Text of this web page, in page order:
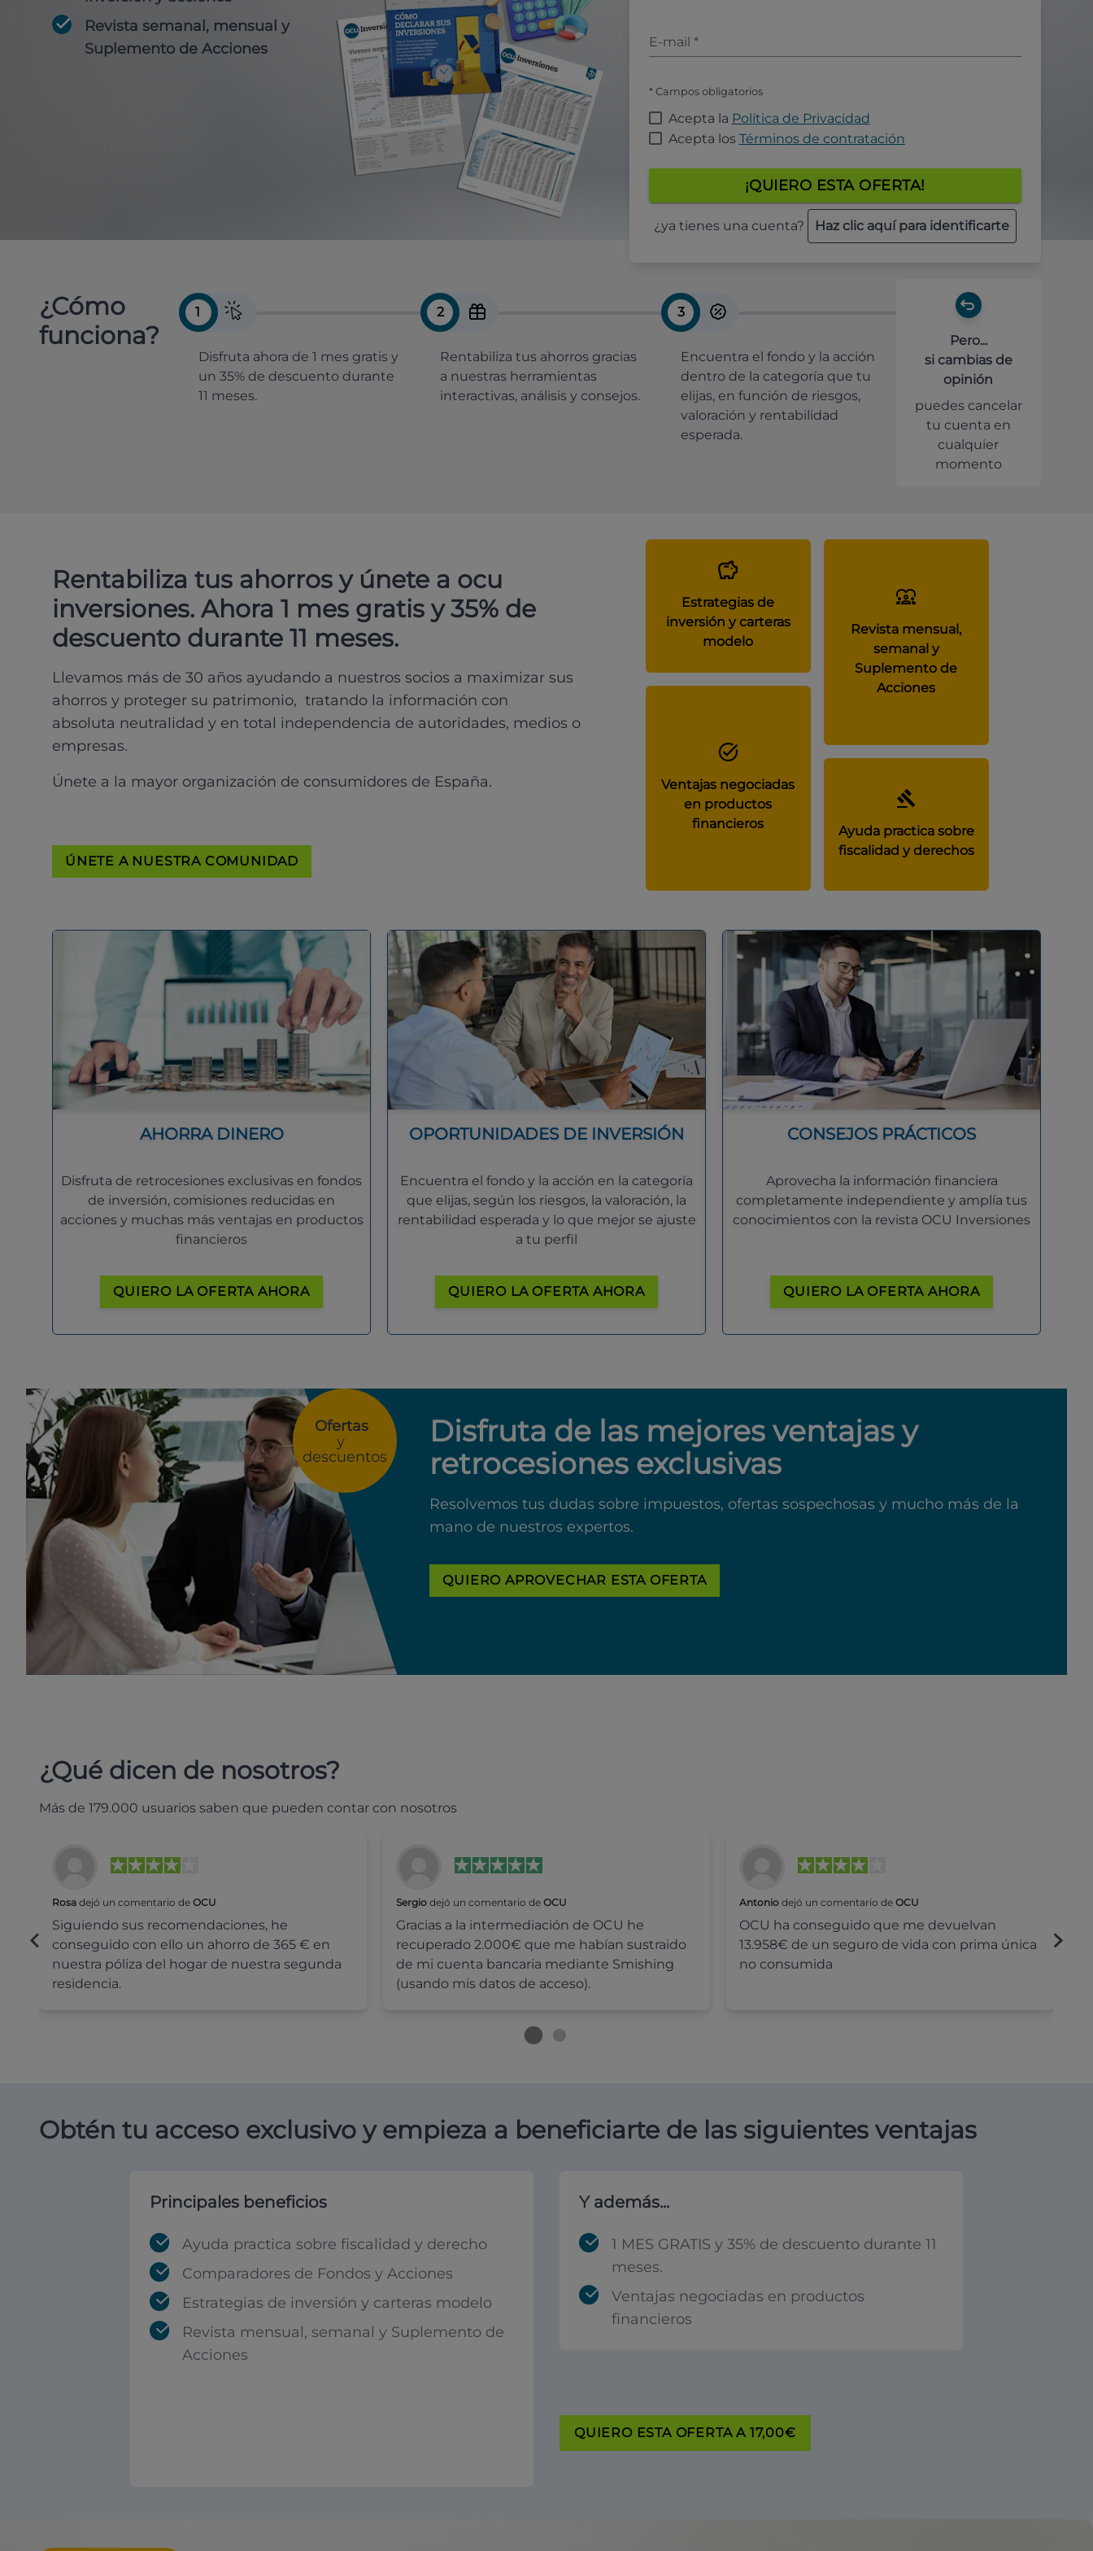
Revista semanal, mensual y
Suplemento de Acciones
E-mail *
* Campos obligatorios
Acepta la Política de Privacidad
Acepta los Términos de contratación
¡QUIERO ESTA OFERTA!
¿ya tienes una cuenta? Haz clic aquí para identificarte
¿Cómo
funciona?
1
Disfruta ahora de 1 mes gratis y
un 35% de descuento durante
11 meses.
2
Rentabiliza tus ahorros gracias
a nuestras herramientas
interactivas, análisis y consejos.
3
Encuentra el fondo y la acción
dentro de la categoría que tu
elijas, en función de riesgos,
valoración y rentabilidad
esperada.
Pero...
si cambias de
opinión
puedes cancelar
tu cuenta en
cualquier
momento
Rentabiliza tus ahorros y únete a ocu
inversiones. Ahora 1 mes gratis y 35% de
descuento durante 11 meses.
Llevamos más de 30 años ayudando a nuestros socios a maximizar sus
ahorros y proteger su patrimonio, tratando la información con
absoluta neutralidad y en total independencia de autoridades, medios o
empresas.
Únete a la mayor organización de consumidores de España.
ÚNETE A NUESTRA COMUNIDAD
Estrategias de
inversión y carteras
modelo
Revista mensual,
semanal y
Suplemento de
Acciones
Ventajas negociadas
en productos
financieros
Ayuda practica sobre
fiscalidad y derechos
AHORRA DINERO
Disfruta de retrocesiones exclusivas en fondos
de inversión, comisiones reducidas en
acciones y muchas más ventajas en productos
financieros
QUIERO LA OFERTA AHORA
OPORTUNIDADES DE INVERSIÓN
Encuentra el fondo y la acción en la categoría
que elijas, según los riesgos, la valoración, la
rentabilidad esperada y lo que mejor se ajuste
a tu perfil
QUIERO LA OFERTA AHORA
CONSEJOS PRÁCTICOS
Aprovecha la información financiera
completamente independiente y amplía tus
conocimientos con la revista OCU Inversiones
QUIERO LA OFERTA AHORA
Ofertas
y
descuentos
Disfruta de las mejores ventajas y
retrocesiones exclusivas
Resolvemos tus dudas sobre impuestos, ofertas sospechosas y mucho más de la
mano de nuestros expertos.
QUIERO APROVECHAR ESTA OFERTA
¿Qué dicen de nosotros?
Más de 179.000 usuarios saben que pueden contar con nosotros
Rosa dejó un comentario de OCU
Siguiendo sus recomendaciones, he
conseguido con ello un ahorro de 365 € en
nuestra póliza del hogar de nuestra segunda
residencia.
Sergiodejó un comentario de OCU
Gracias a la intermediación de OCU he
recuperado 2.000€ que me habían sustraido
de mi cuenta bancaria mediante Smishing
(usando mis datos de acceso).
Antonio dejó un comentario deOCU
OCU ha conseguido que me devuelvan
13.958€ de un seguro de vida con prima única
no consumida
Obtén tu acceso exclusivo y empieza a beneficiarte de las siguientes ventajas
Principales beneficios
Ayuda practica sobre fiscalidad y derecho
Comparadores de Fondos y Acciones
Estrategias de inversión y carteras modelo
Revista mensual, semanal y Suplemento de
Acciones
Y además...
1 MES GRATIS y 35% de descuento durante 11
meses.
Ventajas negociadas en productos
financieros
QUIERO ESTA OFERTA A 17,00€